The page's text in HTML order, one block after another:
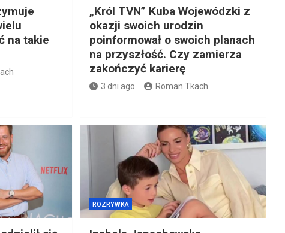
na takie
„Król TVN” Kuba Wojewódzki z
okazji swoich urodzin
poinformował o swoich planach
na przyszłość. Czy zamierza
zakończyć karierę
3 dni ago Roman Tkach
ROZRYWKA